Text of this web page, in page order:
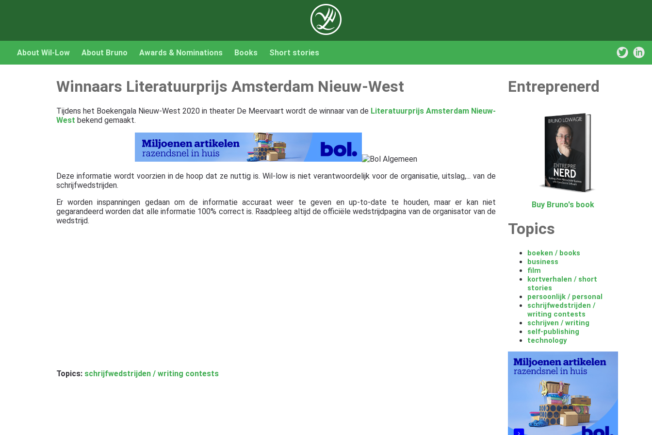
About Wil-Low About Bruno Awards & Nominations Books Short stories
Winnaars Literatuurprijs Amsterdam Nieuw-West
Tijdens het Boekengala Nieuw-West 2020 in theater De Meervaart wordt de winnaar van de Literatuurprijs Amsterdam Nieuw-
West bekend gemaakt.
Deze informatie wordt voorzien in de hoop dat ze nuttig is. Wil-low is niet verantwoordelijk voor de organisatie, uitslag,... van de
schrijfwedstrijden.
Er worden inspanningen gedaan om de informatie accuraat weer te geven en up-to-date te houden, maar er kan niet
gegarandeerd worden dat alle informatie 100% correct is. Raadpleeg altijd de officiële wedstrijdpagina van de organisator van de
wedstrijd.
Topics: schrijfwedstrijden / writing contests
Entreprenerd
Buy Bruno's book
Topics
boeken / books
business
film
kortverhalen / short
stories
persoonlijk / personal
schrijfwedstrijden /
writing contests
schrijven / writing
self-publishing
technology